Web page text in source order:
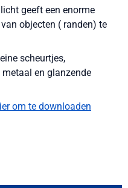
geeft een enorme
objecten ( randen) te
scheurtjes,
en glanzende
om te downloaden